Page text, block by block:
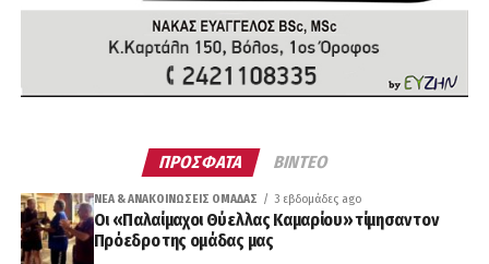
ΠΡΟΣΦΑΤΑ ΒΙΝΤΕΟ
ΝΈΑ & ΑΝΑΚΟΙΝΏΣΕΙΣ ΟΜΆΔΑΣ 3 εβδομάδες ago
Οι «Παλαίμαχοι Θύελλας Καμαρίου» τίμησαν τον
Πρόεδρο της ομάδας μας